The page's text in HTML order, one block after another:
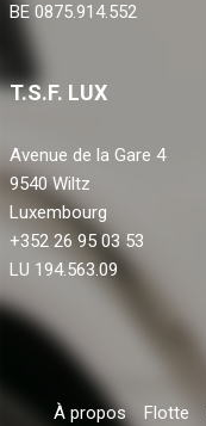
À propos Flotte
BE 0875.914.552
T.S.F. LUX
Avenue de la Gare 4
9540 Wiltz
Luxembourg
+352 26 95 03 53
LU 194.563.09